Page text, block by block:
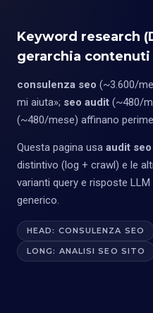
Keyword research
gerarchia contenuti
consulenza seo (~3.600/
mi aiuta»; seo audit (~480/
(~480/mese) affinano
Questa pagina usa audit
distintivo (log + crawl) e le
varianti query e risposte
generico.
HEAD: CONSULENZA SEO
LONG: ANALISI SEO SITO